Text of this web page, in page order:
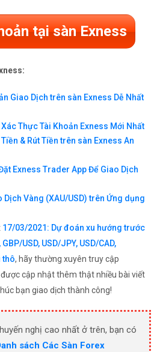
tại sàn Exness
Giao Dịch trên sàn Exness Dễ Nhất
Thực Tài Khoản Exness Mới Nhất
& Rút Tiền trên sàn Exness An
Exness Trader App Để Giao Dịch
Dịch Vàng (XAU/USD) trên Ứng dụng
17/03/2021: Dự đoán xu hướng trước
USD, USD/JPY, USD/CAD,
thô, hãy thường xuyên truy cập
cập nhật thêm thật nhiều bài viết
bạn giao dịch thành công!
nghị cao nhất ở trên, bạn có
sách Các Sàn Forex